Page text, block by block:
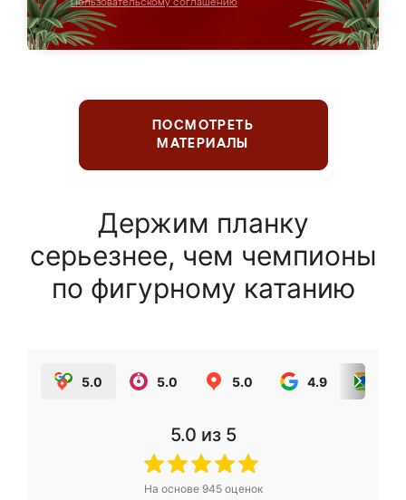
Пользовательскому соглашению
ПОСМОТРЕТЬ
МАТЕРИАЛЫ
Держим планку
серьезнее, чем чемпионы
по фигурному катанию
5.0 5.0 5.0 4.9
5.0 из 5
На основе 945оценок